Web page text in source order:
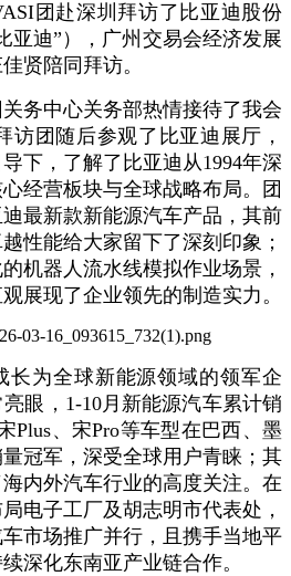
团赴深圳拜访了比亚迪股份
亚迪”），广州交易会经济发展
贤陪同拜访。
中心关务部热情接待了我会
访团随后参观了比亚迪展厅，
下，了解了比亚迪从1994年深
经营板块与全球战略布局。团
最新款新能源汽车产品，其前
性能给大家留下了深刻印象；
机器人流水线模拟作业场景，
展现了企业领先的制造实力。
长为全球新能源领域的领军企
眼，1-10月新能源汽车累计销
Plus、宋Pro等车型在巴西、墨
冠军，深受全球用户青睐；其
内外汽车行业的高度关注。在
电子工厂及胡志明市代表处，
市场推广并行，且携手当地平
深化东南亚产业链合作。